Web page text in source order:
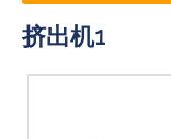
挤出机1